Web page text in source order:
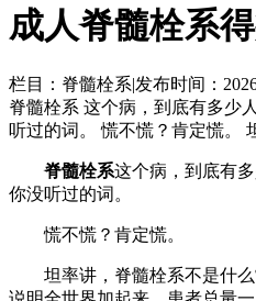
成人脊髓栓系
栏目：脊髓栓系|发布时间：
脊髓栓系 这个病，到底有多少
听过的词。 慌不慌？肯定慌。
脊髓栓系这个病，到底有
你没听过的词。
慌不慌？肯定慌。
坦率讲，脊髓栓系不是什么